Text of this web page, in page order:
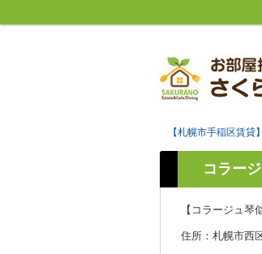
【札幌市手稲区賃貸
コラー
【コラージュ琴
住所：札幌市西